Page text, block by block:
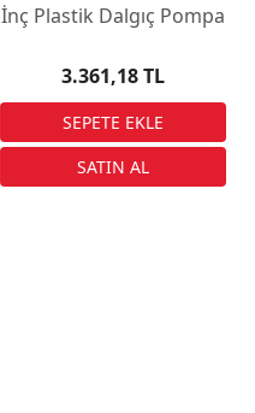
İnç Plastik Dalgıç Pompa
3.361,18 TL